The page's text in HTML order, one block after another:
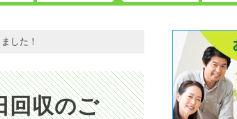
した！
回収のご